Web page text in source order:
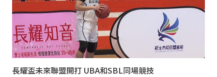
長耀盃未來聯盟開打 UBA和SBL同場競技